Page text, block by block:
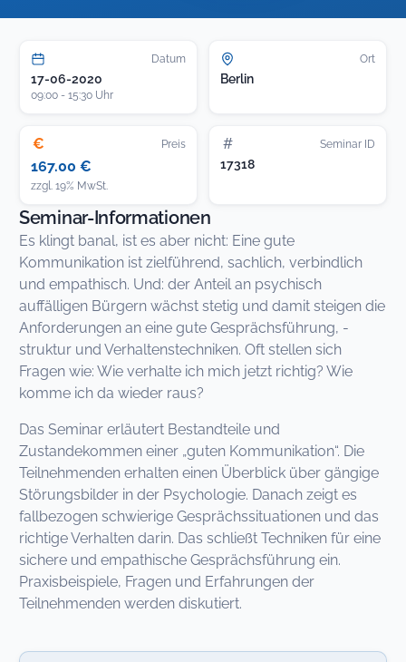
Datum
17-06-2020
09:00 - 15:30 Uhr
Ort
Berlin
€ Preis
167.00 €
zzgl. 19% MwSt.
# Seminar ID
17318
Seminar-Informationen
Es klingt banal, ist es aber nicht: Eine gute
Kommunikation ist zielführend, sachlich, verbindlich
und empathisch. Und: der Anteil an psychisch
auffälligen Bürgern wächst stetig und damit steigen die
Anforderungen an eine gute Gesprächsführung, -
struktur und Verhaltenstechniken. Oft stellen sich
Fragen wie: Wie verhalte ich mich jetzt richtig? Wie
komme ich da wieder raus?
Das Seminar erläutert Bestandteile und
Zustandekommen einer „guten Kommunikation“. Die
Teilnehmenden erhalten einen Überblick über gängige
Störungsbilder in der Psychologie. Danach zeigt es
fallbezogen schwierige Gesprächssituationen und das
richtige Verhalten darin. Das schließt Techniken für eine
sichere und empathische Gesprächsführung ein.
Praxisbeispiele, Fragen und Erfahrungen der
Teilnehmenden werden diskutiert.